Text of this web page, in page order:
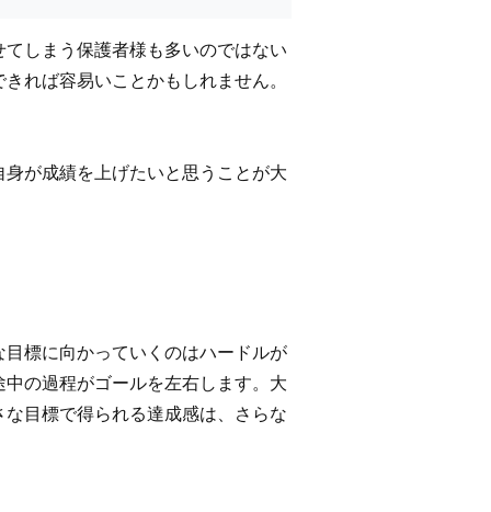
しまう保護者様も多いのではない
れば容易いことかもしれません。
が成績を上げたいと思うことが大
標に向かっていくのはハードルが
の過程がゴールを左右します。大
目標で得られる達成感は、さらな